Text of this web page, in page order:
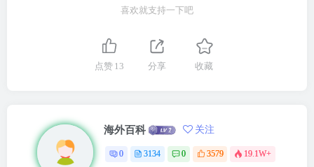
喜欢就支持一下吧
点赞 13 分享 收藏
海外百科 关注
0 3134 0 3579 19.1W+